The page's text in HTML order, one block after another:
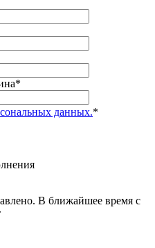
*
данных.*
В ближайшее время с